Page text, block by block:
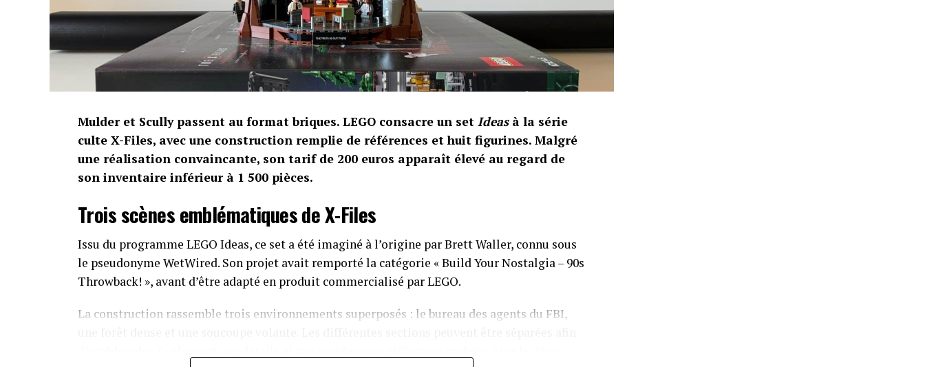
Mulder et Scully passent au format briques. LEGO consacre un set Ideasà la série
culte X-Files, avec une construction remplie de références et huit figurines. Malgré
une réalisation convaincante, son tarif de 200 euros apparaît élevé au regard de
son inventaire inférieur à 1 500 pièces.
Trois scènes emblématiques de X-Files
Issu du programme LEGO Ideas, ce set a été imaginé à l’origine par Brett Waller, connu sous
le pseudonyme WetWired. Son projet avait remporté la catégorie « Build Your Nostalgia – 90s
Throwback! », avant d’être adapté en produit commercialisé par LEGO.
La construction rassemble trois environnements superposés : le bureau des agents du FBI,